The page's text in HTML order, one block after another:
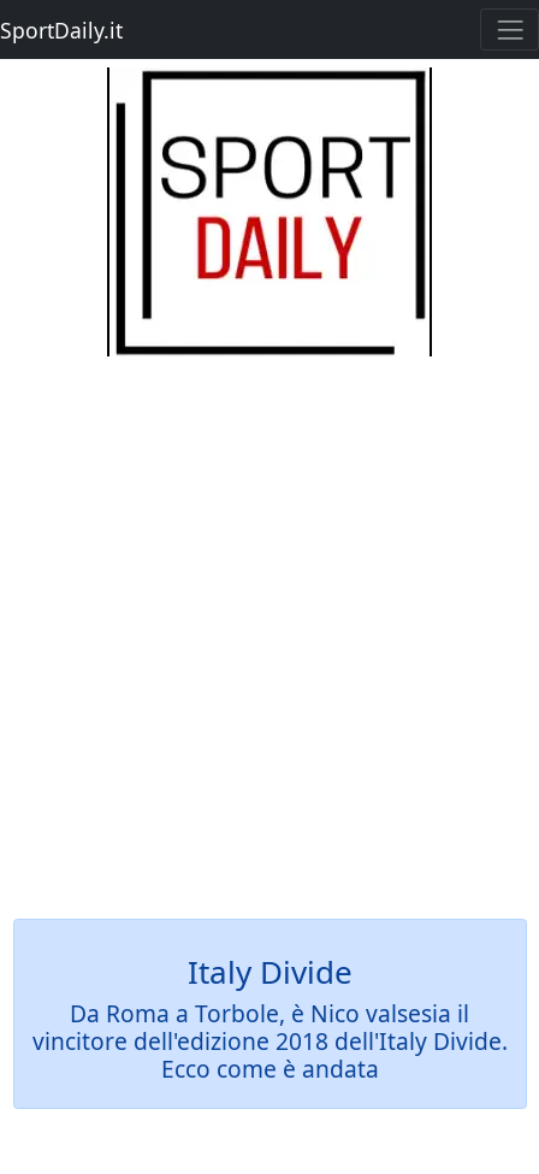
SportDaily.it
Italy Divide
Da Roma a Torbole, è Nico valsesia il
vincitore dell'edizione 2018 dell'Italy Divide.
Ecco come è andata